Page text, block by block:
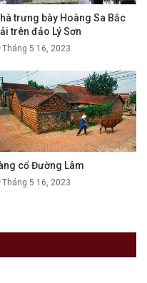
trưng bày Hoàng Sa Bắc
trên đảo Lý Sơn
Tháng 5 16, 2023
cổ Đường Lâm
Tháng 5 16, 2023